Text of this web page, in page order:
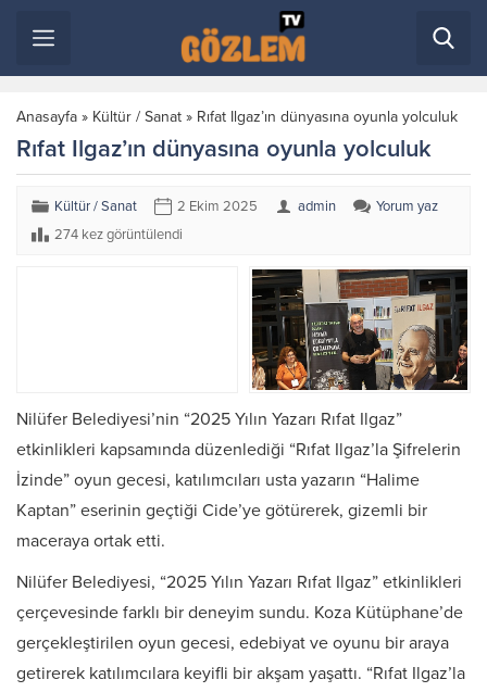
Anasayfa » Kültür / Sanat » Rıfat Ilgaz’ın dünyasına oyunla yolculuk
Rıfat Ilgaz’ın dünyasına oyunla yolculuk
Kültür / Sanat 2 Ekim 2025 admin
Yorum yaz
274 kez görüntülendi
Nilüfer Belediyesi’nin “2025 Yılın Yazarı Rıfat Ilgaz”
etkinlikleri kapsamında düzenlediği “Rıfat Ilgaz’la Şifrelerin
İzinde” oyun gecesi, katılımcıları usta yazarın “Halime
Kaptan” eserinin geçtiği Cide’ye götürerek, gizemli bir
maceraya ortak etti.
Nilüfer Belediyesi, “2025 Yılın Yazarı Rıfat Ilgaz” etkinlikleri
çerçevesinde farklı bir deneyim sundu. Koza Kütüphane’de
gerçekleştirilen oyun gecesi, edebiyat ve oyunu bir araya
getirerek katılımcılara keyifli bir akşam yaşattı. “Rıfat Ilgaz’la